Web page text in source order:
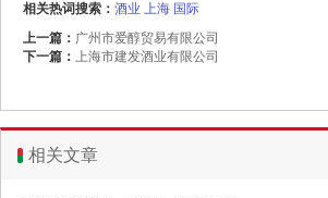
相关热词搜索： 酒业 上海 国际
上一篇： 广州市爱醇贸易有限公司
下一篇： 上海市建发酒业有限公司
相关文章